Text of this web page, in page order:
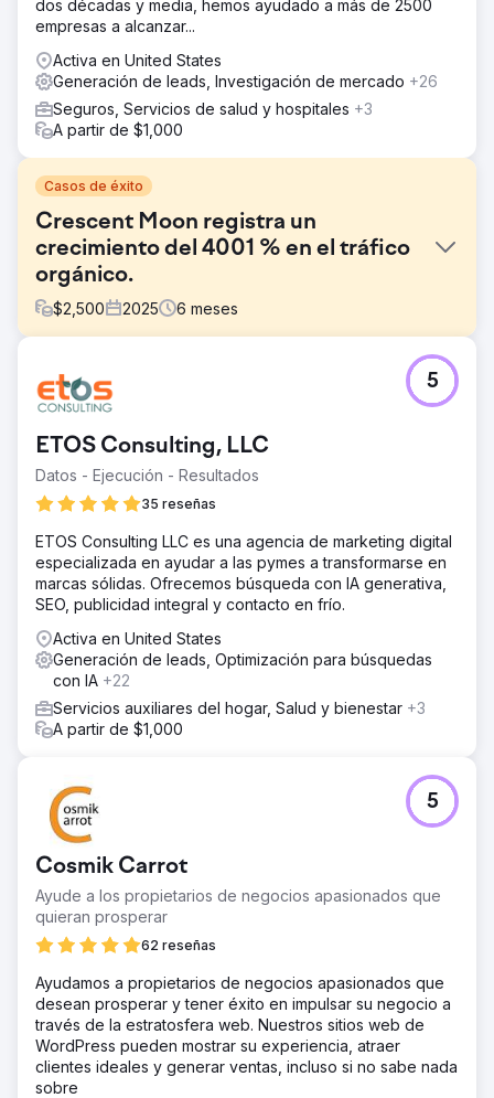
dos décadas y media, hemos ayudado a más de 2500
empresas a alcanzar...
Activa en United States
Generación de leads, Investigación de mercado +26
Seguros, Servicios de salud y hospitales +3
A partir de $1,000
Casos de éxito
Crescent Moon registra un
crecimiento del 4001 % en el tráfico
orgánico.
$2,500 2025 6 meses
Crescent Moon Recovery necesitaba aumentar su
visibilidad online y generar más admisiones cualificadas
competitivo. El objetivo era mejorar su posicionamiento
en Google, dominar las búsquedas locales y crear una
fuente sostenible de clientes potenciales orgánicos sin
depender exclusivamente de la publicidad de pago.
La solución
Royal Reef Media desarrolló una estrategia integral de
SEO local centrada en la optimización del perfil de
Google My Business, el SEO on-page, la optimización
técnica, la investigación de palabras clave, la gestión de
citas, los datos estructurados, la estrategia de reseñas y
la optimización de contenido. Al fortalecer tanto la
visibilidad en las búsquedas orgánicas como en Google
Maps, posicionamos a Crescent Moon Recovery como
uno de los centros de tratamiento de adicciones mejor
El resultado
En tan solo seis meses, el tráfico orgánico de Crescent
Moon Recovery pasó de 101 visitantes mensuales a 4142.
La campaña logró posicionarse entre los tres primeros
resultados de Google para más de 20 palabras clave de
alta intención relacionadas con la recuperación de
adicciones, aumentó las visualizaciones del perfil de
Google My Business en un 312 % y contribuyó a un
incremento del 245 % en las admisiones gracias a
consultas entrantes de mayor calidad.
Ir a la página de la agencia
ETOS Consulting, LLC
Datos - Ejecución - Resultados
35 reseñas
5
ETOS Consulting LLC es una agencia de marketing digital
especializada en ayudar a las pymes a transformarse en
marcas sólidas. Ofrecemos búsqueda con IA generativa,
SEO, publicidad integral y contacto en frío.
Activa en United States
Generación de leads, Optimización para búsquedas
con IA +22
Servicios auxiliares del hogar, Salud y bienestar +3
A partir de $1,000
Cosmik Carrot
Ayude a los propietarios de negocios apasionados que
quieran prosperar
62 reseñas
5
Ayudamos a propietarios de negocios apasionados que
desean prosperar y tener éxito en impulsar su negocio a
través de la estratosfera web. Nuestros sitios web de
WordPress pueden mostrar su experiencia, atraer
clientes ideales y generar ventas, incluso si no sabe nada
sobre